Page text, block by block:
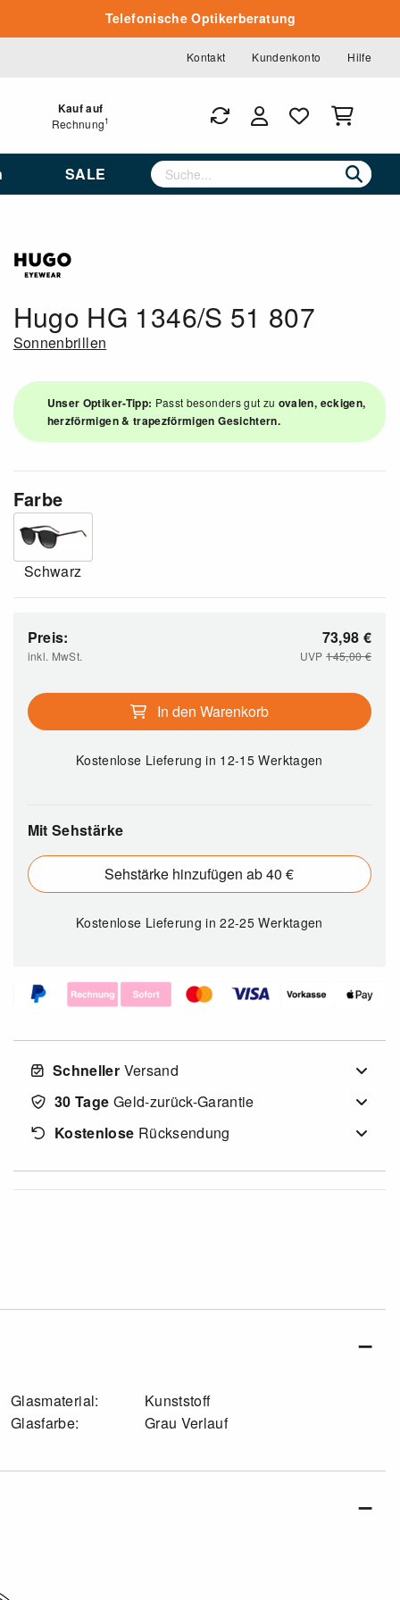
Telefonische Optikerberatung
Kontakt Kundenkonto Hilfe
Kauf auf
Rechnung1
SALE
Hugo HG 1346/S 51 807
Sonnenbrillen
Unser Optiker-Tipp: Passt besonders gut zu ovalen, eckigen,
herzförmigen & trapezförmigen Gesichtern.
Farbe
Schwarz
Preis:
inkl. MwSt.
73,98 €
UVP145,00€
In den Warenkorb
Kostenlose Lieferungin 12-15 Werktagen
Mit Sehstärke
Sehstärke hinzufügen ab 40 €
Kostenlose Lieferungin 22-25 Werktagen
Schneller Versand
30 Tage Geld-zurück-Garantie
Kostenlose Rücksendung
Glasmaterial:
Kunststoff
Glasfarbe:
Grau Verlauf